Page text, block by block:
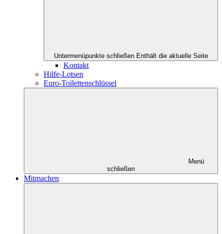
Untermenüpunkte schließen Enthält die aktuelle Seite
Kontakt
Hilfe-Lotsen
Euro-Toilettenschlüssel
Menü
schließen
Mitmachen